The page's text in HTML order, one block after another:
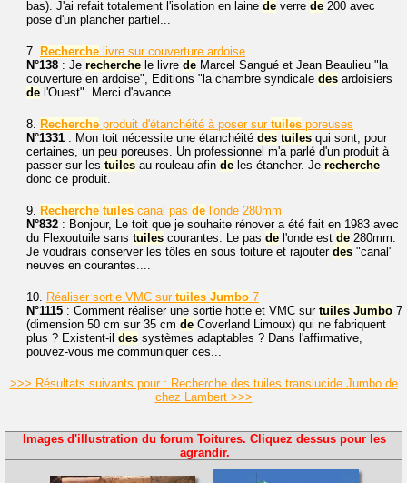
bas). J'ai refait totalement l'isolation en laine de verre de 200 avec
pose d'un plancher partiel...
7. Recherche livre sur couverture ardoise
N°138 : Je recherche le livre de Marcel Sangué et Jean Beaulieu "la
couverture en ardoise", Editions "la chambre syndicale des ardoisiers
de l'Ouest". Merci d'avance.
8. Recherche produit d'étanchéité à poser sur tuiles poreuses
N°1331 : Mon toit nécessite une étanchéité des tuiles qui sont, pour
certaines, un peu poreuses. Un professionnel m'a parlé d'un produit à
passer sur les tuiles au rouleau afin de les étancher. Je recherche
donc ce produit.
9. Recherche tuiles canal pas de l'onde 280mm
N°832 : Bonjour, Le toit que je souhaite rénover a été fait en 1983 avec
du Flexoutuile sans tuiles courantes. Le pas de l'onde est de 280mm.
Je voudrais conserver les tôles en sous toiture et rajouter des "canal"
neuves en courantes....
10. Réaliser sortie VMC sur tuiles Jumbo 7
N°1115 : Comment réaliser une sortie hotte et VMC sur tuiles Jumbo 7
(dimension 50 cm sur 35 cm de Coverland Limoux) qui ne fabriquent
plus ? Existent-il des systèmes adaptables ? Dans l'affirmative,
pouvez-vous me communiquer ces...
>>> Résultats suivants pour : Recherche des tuiles translucide Jumbo de
chez Lambert >>>
Images d'illustration du forum Toitures. Cliquez dessus pour les
agrandir.